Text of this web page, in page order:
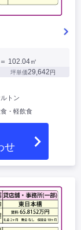
＝ 102.04㎡
坪単価29,642円
トン
・軽飲食
せ